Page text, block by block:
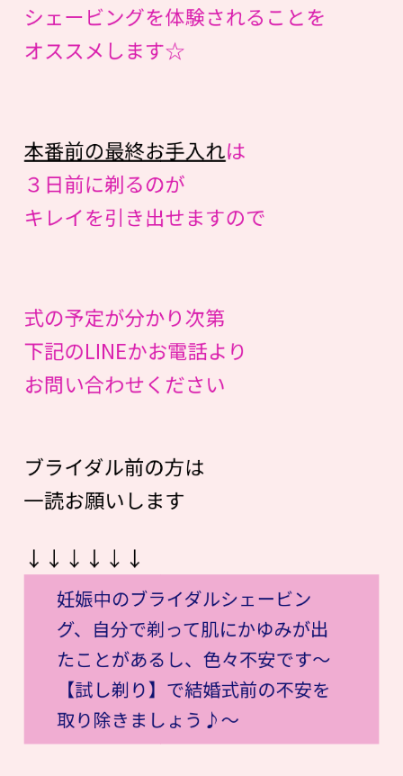
シェービングを体験されることを
オススメします☆
本番前の最終お手入れは
３日前に剃るのが
キレイを引き出せますので
式の予定が分かり次第
下記のLINEかお電話より
お問い合わせください
ブライダル前の方は
一読お願いします
↓↓↓↓↓↓
妊娠中のブライダルシェービン
グ、自分で剃って肌にかゆみが出
たことがあるし、色々不安です〜
【試し剃り】で結婚式前の不安を
取り除きましょう♪〜